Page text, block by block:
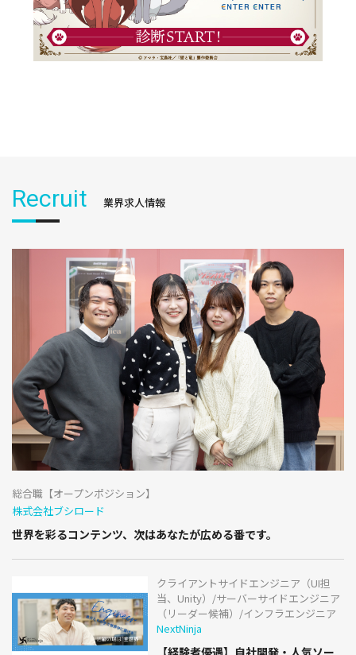
Recruit 業界求人情報
総合職【オープンポジション】
株式会社ブシロード
世界を彩るコンテンツ、次はあなたが広める番です。
クライアントサイドエンジニア（UI担
当、Unity）/サーバーサイドエンジニア
（リーダー候補）/インフラエンジニア
NextNinja
【経験者優遇】自社開発・人気ソー